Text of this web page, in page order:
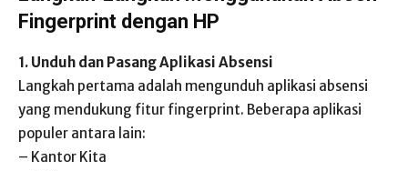
Fingerprint dengan HP
1. Unduh dan Pasang Aplikasi Absensi
Langkah pertama adalah mengunduh aplikasi absensi
yang mendukung fitur fingerprint. Beberapa aplikasi
populer antara lain:
– Kantor Kita